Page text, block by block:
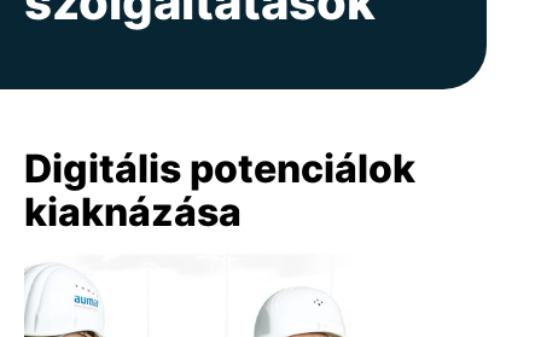
Digitális potenciálok
kiaknázása